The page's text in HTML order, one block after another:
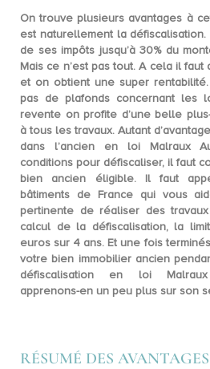
On trouve plusieurs avantages à
est naturellement la
de ses impôts jusqu’à 30% du
Mais ce n’est pas tout. A cela il
et on obtient une super rentabilité.
pas de plafonds concernant les
revente on profite d’une belle
à tous les travaux. Autant
dans l’ancien en loi Malraux
conditions pour défiscaliser, il faut
bien ancien éligible. Il faut
bâtiments de France qui vous
pertinente de réaliser des
calcul de la défiscalisation, la
euros sur 4 ans. Et une fois
votre bien immobilier ancien
défiscalisation en loi
apprenons-en un peu plus sur son
RÉSUMÉ DES